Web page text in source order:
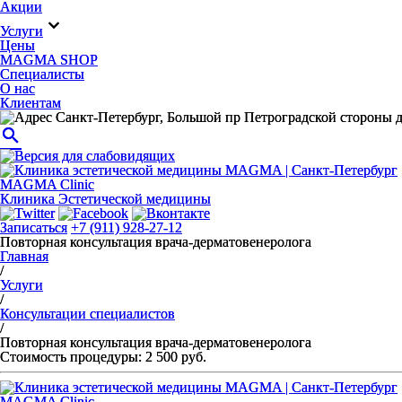
Акции
Услуги expand_more
Цены
MAGMA SHOP
Специалисты
О нас
Клиентам
Санкт-Петербург, Большой пр Петроградской стороны
search
MAGMA Clinic
Клиника Эстетической медицины
Записаться +7 (911) 928-27-12
Повторная консультация врача-дерматовенеролога
Главная
/
Услуги
/
Консультации специалистов
/
Повторная консультация врача-дерматовенеролога
Стоимость процедуры: 2 500 руб.